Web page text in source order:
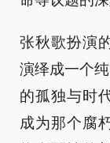
张秋歌扮演
演绎成一个
的孤独与时
成为那个腐